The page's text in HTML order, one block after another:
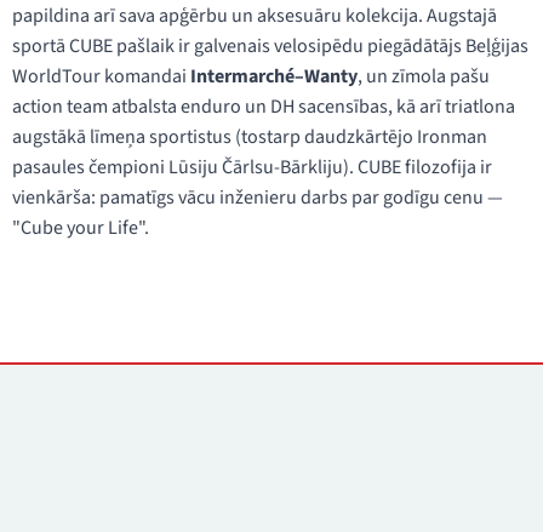
papildina arī sava apģērbu un aksesuāru kolekcija. Augstajā
sportā CUBE pašlaik ir galvenais velosipēdu piegādātājs Beļģijas
WorldTour komandai Intermarché–Wanty, un zīmola pašu
action team atbalsta enduro un DH sacensības, kā arī triatlona
augstākā līmeņa sportistus (tostarp daudzkārtējo Ironman
pasaules čempioni Lūsiju Čārlsu-Bārkliju). CUBE filozofija ir
vienkārša: pamatīgs vācu inženieru darbs par godīgu cenu —
"Cube your Life".